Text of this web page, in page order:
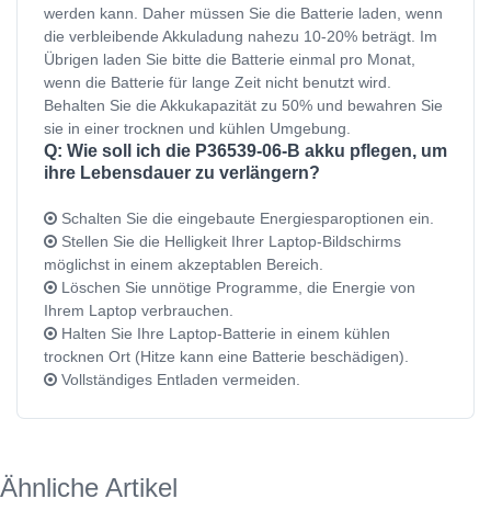
werden kann. Daher müssen Sie die Batterie laden, wenn
die verbleibende Akkuladung nahezu 10-20% beträgt. Im
Übrigen laden Sie bitte die Batterie einmal pro Monat,
wenn die Batterie für lange Zeit nicht benutzt wird.
Behalten Sie die Akkukapazität zu 50% und bewahren Sie
sie in einer trocknen und kühlen Umgebung.
Q: Wie soll ich die P36539-06-B akku pflegen, um
ihre Lebensdauer zu verlängern?
Schalten Sie die eingebaute Energiesparoptionen ein.
Stellen Sie die Helligkeit Ihrer Laptop-Bildschirms
möglichst in einem akzeptablen Bereich.
Löschen Sie unnötige Programme, die Energie von
Ihrem Laptop verbrauchen.
Halten Sie Ihre Laptop-Batterie in einem kühlen
trocknen Ort (Hitze kann eine Batterie beschädigen).
Vollständiges Entladen vermeiden.
Ähnliche Artikel